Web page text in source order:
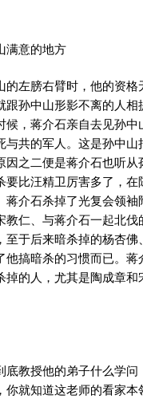
满意的地方
的左膀右臂时，他的资格
孙中山形影不离的人相
候，蒋介石亲自去见孙中
与共的军人。这是孙中山
之二便是蒋介石也听从
要比汪精卫厉害多了，在
蒋介石杀掉了光复会领袖
教仁、与蒋介石一起北伐
至于后来暗杀掉的杨杏佛
他搞暗杀的习惯而已。蒋
掉的人，尤其是陶成章和
底教授他的弟子什么学问
你就知道这老师的看家本